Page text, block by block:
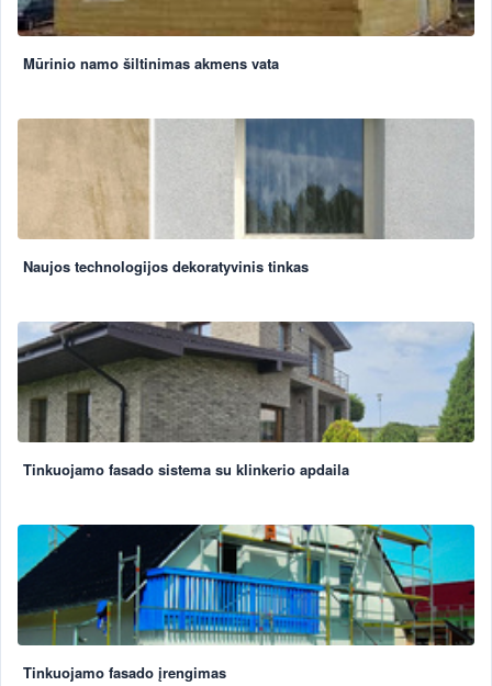
Mūrinio namo šiltinimas akmens vata
Naujos technologijos dekoratyvinis tinkas
Tinkuojamo fasado sistema su klinkerio apdaila
Tinkuojamo fasado įrengimas